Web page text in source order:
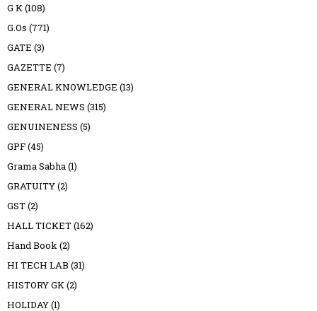
G K(108)
G.Os (771)
GATE (3)
GAZETTE (7)
GENERAL KNOWLEDGE (13)
GENERAL NEWS (315)
GENUINENESS (5)
GPF(45)
Grama Sabha(1)
GRATUITY(2)
GST(2)
HALL TICKET(162)
Hand Book(2)
HI TECH LAB (31)
HISTORY GK(2)
HOLIDAY(1)